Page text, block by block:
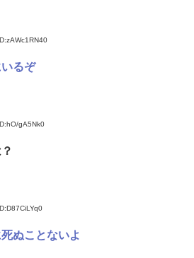
ID:zAWc1RN40
るぞ
gA5Nk0
ぬことないよ